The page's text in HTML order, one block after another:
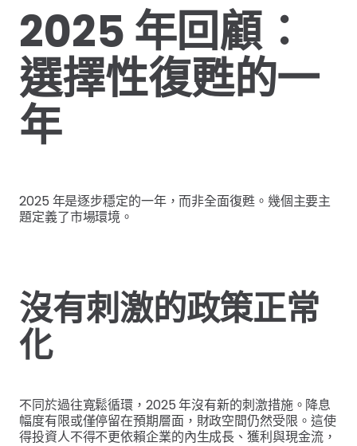
2025 年回顧：
選擇性復甦的一
年
2025 年是逐步穩定的一年，而非全面復甦。幾個主要主
題定義了市場環境。
沒有刺激的政策正常
化
不同於過往寬鬆循環，2025 年沒有新的刺激措施。降息
幅度有限或僅停留在預期層面，財政空間仍然受限。這使
得投資人不得不更依賴企業的內生成長、獲利與現金流，